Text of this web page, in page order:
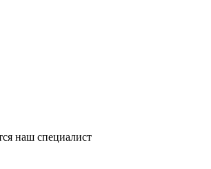
наш специалист